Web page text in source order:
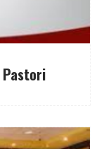
Pastori